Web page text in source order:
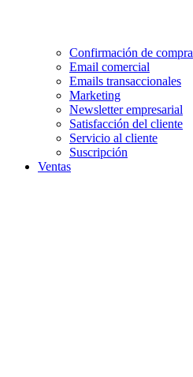
Confirmación de compra
Email comercial
Emails transaccionales
Marketing
Newsletter empresarial
Satisfacción del cliente
Servicio al cliente
Suscripción
Ventas